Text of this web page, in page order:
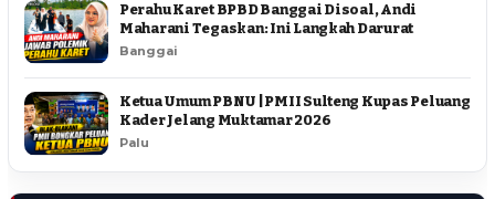
Perahu Karet BPBD Banggai Disoal, Andi
Maharani Tegaskan: Ini Langkah Darurat
Banggai
Ketua Umum PBNU | PMII Sulteng Kupas Peluang
Kader Jelang Muktamar 2026
Palu